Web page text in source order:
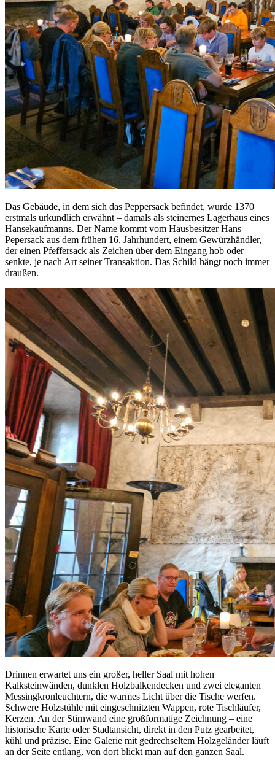
Das Gebäude, in dem sich das Peppersack befindet, wurde 1370
erstmals urkundlich erwähnt – damals als steinernes Lagerhaus eines
Hansekaufmanns. Der Name kommt vom Hausbesitzer Hans
Pepersack aus dem frühen 16. Jahrhundert, einem Gewürzhändler,
der einen Pfeffersack als Zeichen über dem Eingang hob oder
senkte, je nach Art seiner Transaktion. Das Schild hängt noch immer
draußen.
Drinnen erwartet uns ein großer, heller Saal mit hohen
Kalksteinwänden, dunklen Holzbalkendecken und zwei eleganten
Messingkronleuchtern, die warmes Licht über die Tische werfen.
Schwere Holzstühle mit eingeschnitzten Wappen, rote Tischläufer,
Kerzen. An der Stirnwand eine großformatige Zeichnung – eine
historische Karte oder Stadtansicht, direkt in den Putz gearbeitet,
kühl und präzise. Eine Galerie mit gedrechseltem Holzgeländer läuft
an der Seite entlang, von dort blickt man auf den ganzen Saal.